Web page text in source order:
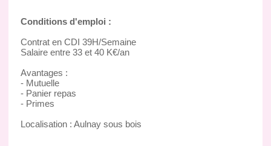
Conditions d'emploi :
Contrat en CDI 39H/Semaine
Salaire entre 33 et 40 K€/an
Avantages :
- Mutuelle
- Panier repas
- Primes
Localisation : Aulnay sous bois